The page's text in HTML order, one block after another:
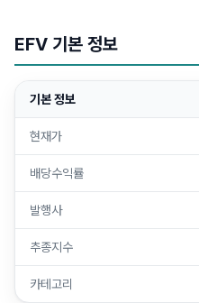
EFV 기본 정보
기본 정보
현재가
배당수익률
발행사
추종지수
카테고리